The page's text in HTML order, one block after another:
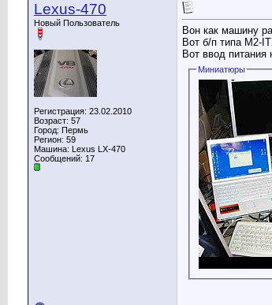
Lexus-470
Новый Пользователь
Регистрация: 23.02.2010
Возраст: 57
Город: Пермь
Регион: 59
Машина: Lexus LX-470
Сообщений: 17
Вон как машину
Вот б/п типа М2-
Вот ввод питания
Миниатюры